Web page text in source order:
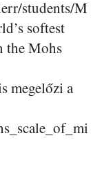
students/M
softest
the Mohs
megelőzi a